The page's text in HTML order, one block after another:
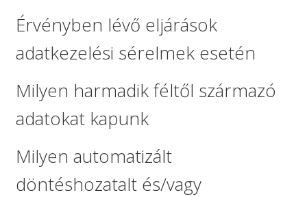
Érvényben lévő eljárások
adatkezelési sérelmek esetén
Milyen harmadik féltől származó
adatokat kapunk
Milyen automatizált
döntéshozatalt és/vagy